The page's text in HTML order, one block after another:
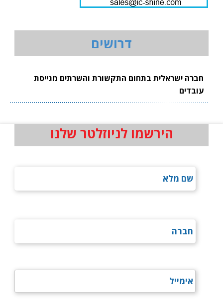
דרושים
חברה ישראלית בתחום התקשורת והשרתים מגייסת
עובדים
הירשמו לניוזלטר שלנו